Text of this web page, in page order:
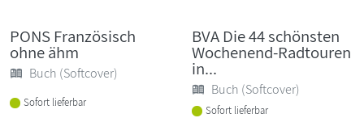
PONS Französisch
ohne ähm
Buch (Softcover)
Sofort lieferbar
BVA Die 44 schönsten
Wochenend-Radtouren
in...
Buch (Softcover)
Sofort lieferbar